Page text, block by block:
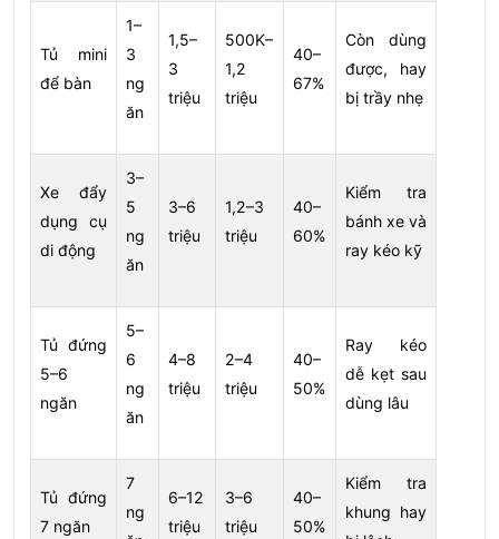
Tủ mini
để bàn
1–
3
ng
ăn
1,5–
3
triệu
500K–
1,2
triệu
40–
67%
Còn dùng
được, hay
bị trầy nhẹ
Xe đẩy
dụng cụ
di động
3–
5
ng
ăn
3–6
triệu
1,2–3
triệu
40–
60%
Kiểm tra
bánh xe và
ray kéo kỹ
Tủ đứng
5–6
ngăn
5–
6
ng
ăn
4–8
triệu
2–4
triệu
40–
50%
Ray kéo
dễ kẹt sau
dùng lâu
Tủ đứng
7 ngăn
7
ng
6–12
triệu
3–6
triệu
40–
50%
Kiểm tra
khung hay